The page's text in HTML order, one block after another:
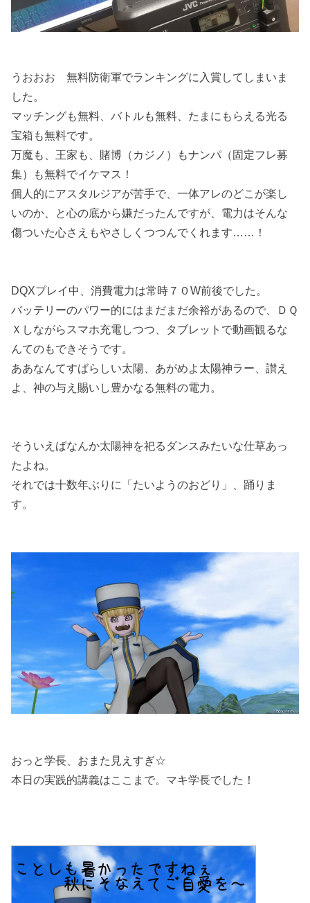
うおおお 無料防衛軍でランキングに入賞してしまいま
した。
マッチングも無料、バトルも無料、たまにもらえる光る
宝箱も無料です。
万魔も、王家も、賭博（カジノ）もナンパ（固定フレ募
集）も無料でイケマス！
個人的にアスタルジアが苦手で、一体アレのどこが楽し
いのか、と心の底から嫌だったんですが、電力はそんな
傷ついた心さえもやさしくつつんでくれます……！
DQXプレイ中、消費電力は常時７０W前後でした。
バッテリーのパワー的にはまだまだ余裕があるので、ＤＱ
Ｘしながらスマホ充電しつつ、タブレットで動画観るな
んてのもできそうです。
ああなんてすばらしい太陽、あがめよ太陽神ラー、讃え
よ、神の与え賜いし豊かなる無料の電力。
そういえばなんか太陽神を祀るダンスみたいな仕草あっ
たよね。
それでは十数年ぶりに「たいようのおどり」、踊りま
す。
おっと学長、おまた見えすぎ☆
本日の実践的講義はここまで。マキ学長でした！